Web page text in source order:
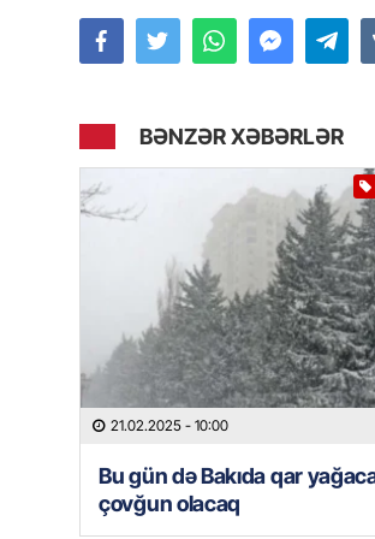
BƏNZƏR XƏBƏRLƏR
21.02.2025 - 10:00
Bu gün də Bakıda qar
çovğun olacaq